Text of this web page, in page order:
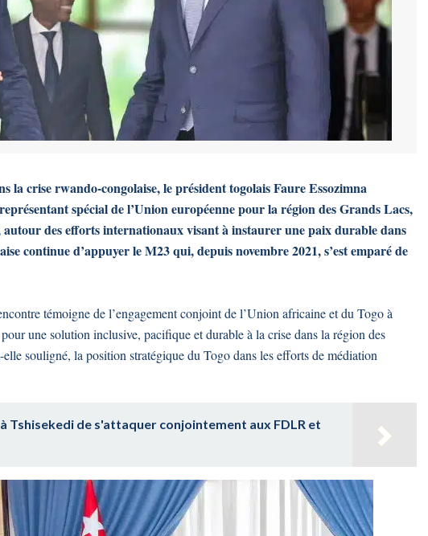
la crise rwando-congolaise, le président togolais Faure Essozimna
spécial de l’Union européenne pour la région des Grands Lacs,
des efforts internationaux visant à instaurer une paix durable dans
continue d’appuyer le M23 qui, depuis novembre 2021, s’est emparé de
témoigne de l’engagement conjoint de l’Union africaine et du Togo à
une solution inclusive, pacifique et durable à la crise dans la région des
souligné, la position stratégique du Togo dans les efforts de médiation
Tshisekedi de s'attaquer conjointement aux FDLR et